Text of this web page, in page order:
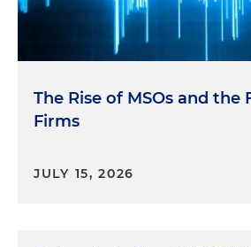
The Rise of MSOs and the
Firms
JULY 15, 2026